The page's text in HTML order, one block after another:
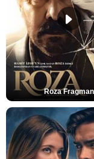
Roza Fragman